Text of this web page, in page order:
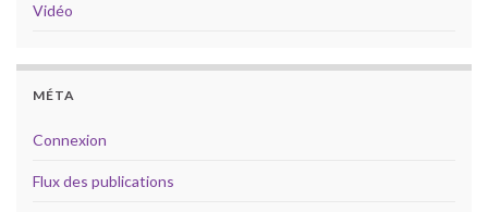
Vidéo
MÉTA
Connexion
Flux des publications